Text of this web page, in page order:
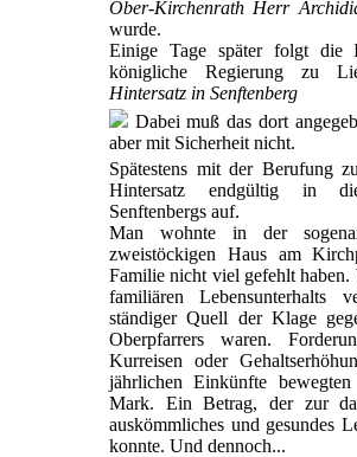
Ober-Kirchenrath Herr
wurde.
Einige Tage später folgt die
königliche Regierung zu
Hintersatz in Senftenberg
Dabei muß das dort
aber mit Sicherheit nicht.
Spätestens mit der Berufung
Hintersatz endgültig in
Senftenbergs auf.
Man wohnte in der
zweistöckigen Haus am
Familie nicht viel gefehlt haben.
familiären Lebensunterhalts
ständiger Quell der Klage
Oberpfarrers waren.
Kurreisen oder
jährlichen Einkünfte
Mark. Ein Betrag, der zur
auskömmliches und gesundes
konnte. Und dennoch...